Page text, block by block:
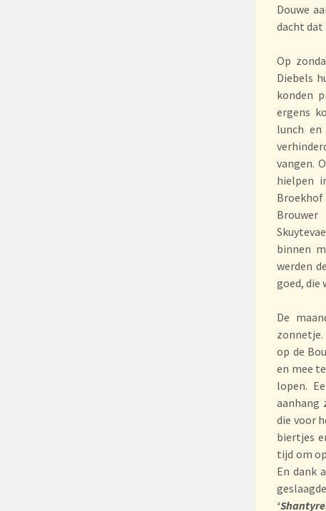
Douwe
dacht dat
Op
Diebels
konden
ergens
lunch en
vangen.
hielpen
Broekhof
binnen
werden
goed, die
De
op de
en mee
lopen.
aanhang
die voor
biertjes
tijd om
En dank